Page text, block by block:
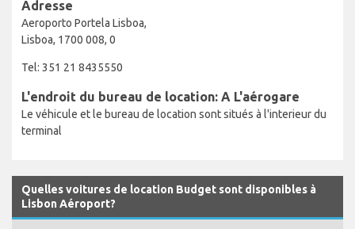
Adresse
Aeroporto Portela Lisboa,
Lisboa, 1700 008, 0
Tel: 351 21 8435550
L'endroit du bureau de location: A L'aérogare
Le véhicule et le bureau de location sont situés à l'interieur du
terminal
Quelles voitures de location Budget sont disponibles à
Lisbon Aéroport?